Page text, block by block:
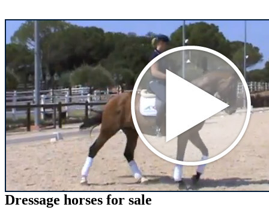
Dressage horses for sale